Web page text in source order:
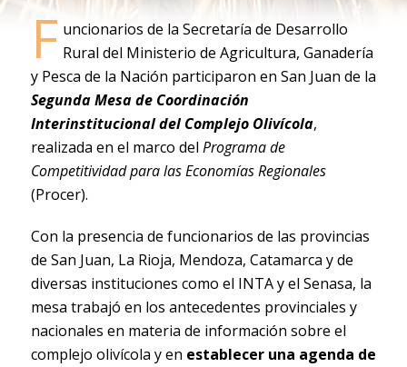
F uncionarios de la Secretaría de Desarrollo
Rural del Ministerio de Agricultura, Ganadería
y Pesca de la Nación participaron en San Juan de la
Segunda Mesa de Coordinación
Interinstitucional del Complejo Olivícola,
realizada en el marco del Programa de
Competitividad para las Economías Regionales
(Procer).
Con la presencia de funcionarios de las provincias
de San Juan, La Rioja, Mendoza, Catamarca y de
diversas instituciones como el INTA y el Senasa, la
mesa trabajó en los antecedentes provinciales y
nacionales en materia de información sobre el
complejo olivícola y en establecer una agenda de